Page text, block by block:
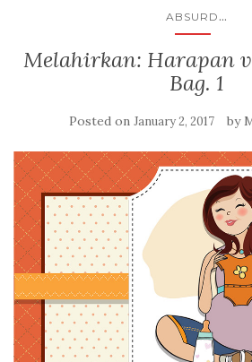
ABSURD ...
Melahirkan: Harapan
Bag. 1
Posted on January 2, 2017 by